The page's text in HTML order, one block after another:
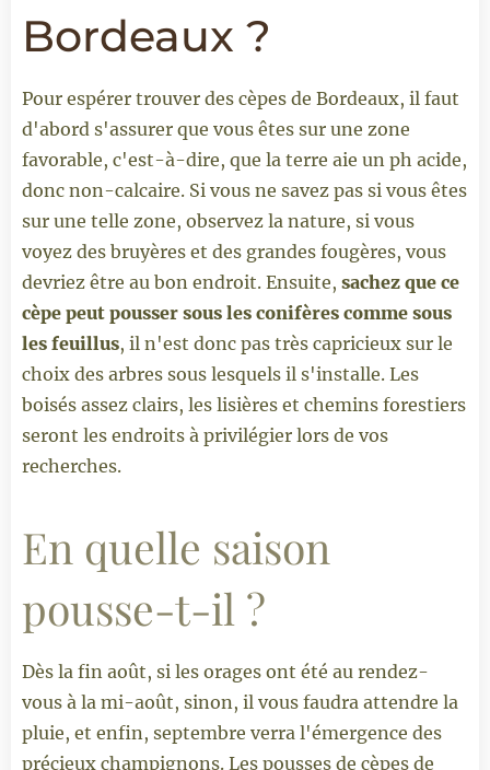
Bordeaux ?
Pour espérer trouver des cèpes de Bordeaux, il faut
d'abord s'assurer que vous êtes sur une zone
favorable, c'est-à-dire, que la terre aie un ph acide,
donc non-calcaire. Si vous ne savez pas si vous êtes
sur une telle zone, observez la nature, si vous
voyez des bruyères et des grandes fougères, vous
devriez être au bon endroit. Ensuite, sachez que ce
cèpe peut pousser sous les conifères comme sous
les feuillus, il n'est donc pas très capricieux sur le
choix des arbres sous lesquels il s'installe. Les
boisés assez clairs, les lisières et chemins forestiers
seront les endroits à privilégier lors de vos
recherches.
En quelle saison
pousse-t-il ?
Dès la fin août, si les orages ont été au rendez-
vous à la mi-août, sinon, il vous faudra attendre la
pluie, et enfin, septembre verra l'émergence des
précieux champignons. Les pousses de cèpes de